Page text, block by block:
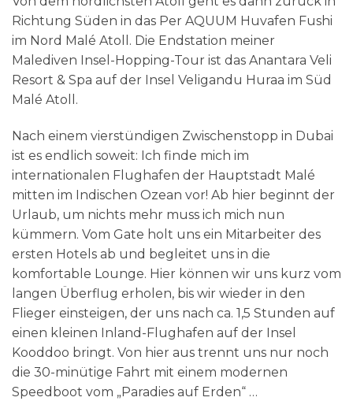
Richtung Süden in das Per AQUUM Huvafen Fushi
im Nord Malé Atoll. Die Endstation meiner
Malediven Insel-Hopping-Tour ist das Anantara Veli
Resort & Spa auf der Insel Veligandu Huraa im Süd
Malé Atoll.
Nach einem vierstündigen Zwischenstopp in Dubai
ist es endlich soweit: Ich finde mich im
internationalen Flughafen der Hauptstadt Malé
mitten im Indischen Ozean vor! Ab hier beginnt der
Urlaub, um nichts mehr muss ich mich nun
kümmern. Vom Gate holt uns ein Mitarbeiter des
ersten Hotels ab und begleitet uns in die
komfortable Lounge. Hier können wir uns kurz vom
langen Überflug erholen, bis wir wieder in den
Flieger einsteigen, der uns nach ca. 1,5 Stunden auf
einen kleinen Inland-Flughafen auf der Insel
Kooddoo bringt. Von hier aus trennt uns nur noch
die 30-minütige Fahrt mit einem modernen
Speedboot vom „Paradies auf Erden“ …